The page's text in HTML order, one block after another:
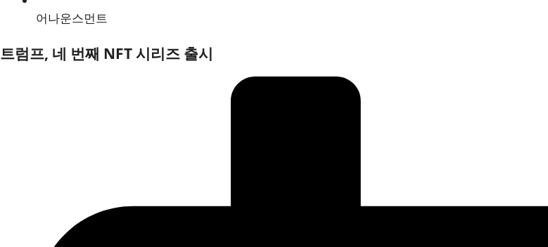
어나운스먼트
트럼프, 네 번째 NFT 시리즈 출시